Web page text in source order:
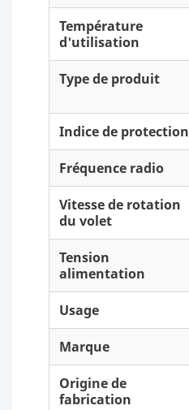
Température
d'utilisation
Type de produit
Indice de protection
Fréquence radio
Vitesse de rotation
du volet
Tension
alimentation
Usage
Marque
Origine de
fabrication